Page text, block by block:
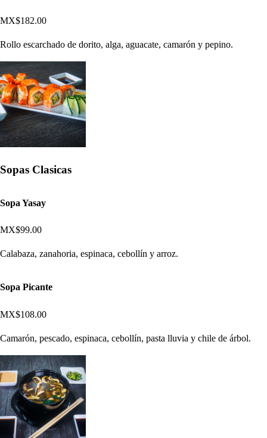
MX$182.00
Rollo escarchado de dorito, alga, aguacate, camarón y pepino.
Sopas Clasicas
Sopa Yasay
MX$99.00
Calabaza, zanahoria, espinaca, cebollín y arroz.
Sopa Picante
MX$108.00
Camarón, pescado, espinaca, cebollín, pasta lluvia y chile de árbol.